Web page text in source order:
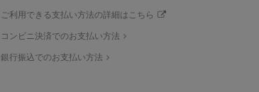
ご利用できる支払い方法の詳細はこちら
コンビニ決済でのお支払い方法
銀行振込でのお支払い方法